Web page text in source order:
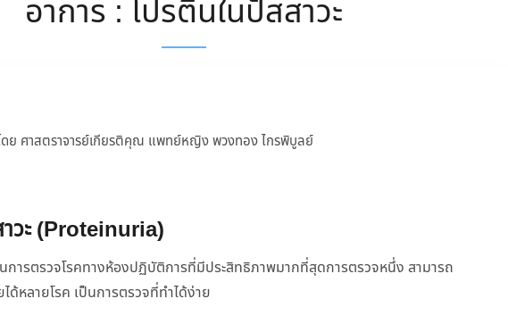
อาการ : โปรตีนในปัสสาวะ
ดย ศาสตราจารย์เกียรติคุณ แพทย์หญิง พวงทอง ไกรพิบูลย์
วะ (Proteinuria)
นการตรวจโรคทางห้องปฏิบัติการที่มีประสิทธิภาพมากที่สุดการตรวจหนึ่ง สามารถ
หลายโรค เป็นการตรวจที่ทำได้ง่าย